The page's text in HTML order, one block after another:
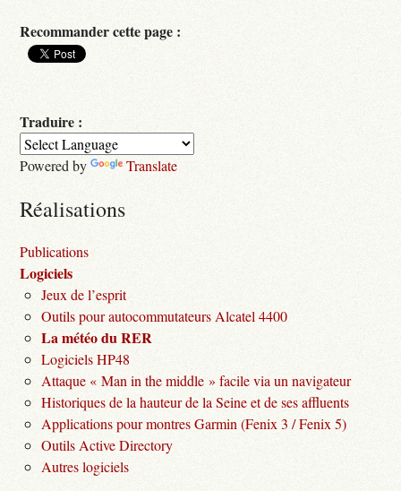
Recommander cette page :
Traduire :
Powered by Translate
Réalisations
Publications
Logiciels
Jeux de l’esprit
Outils pour autocommutateurs Alcatel 4400
La météo du RER
Logiciels HP48
Attaque « Man in the middle » facile via un navigateur
Historiques de la hauteur de la Seine et de ses affluents
Applications pour montres Garmin (Fenix 3 / Fenix 5)
Outils Active Directory
Autres logiciels